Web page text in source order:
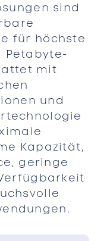
sind
für höchste
Petabyte-
mit
und
Kapazität,
geringe